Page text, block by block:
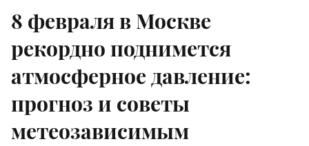
8 февраля в Москве
рекордно поднимется
атмосферное давление:
прогноз и советы
метеозависимым